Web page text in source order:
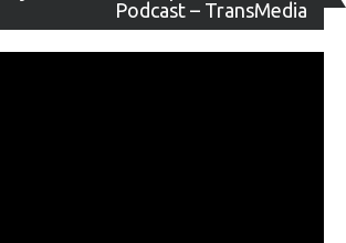
Podcast – TransMedia
de